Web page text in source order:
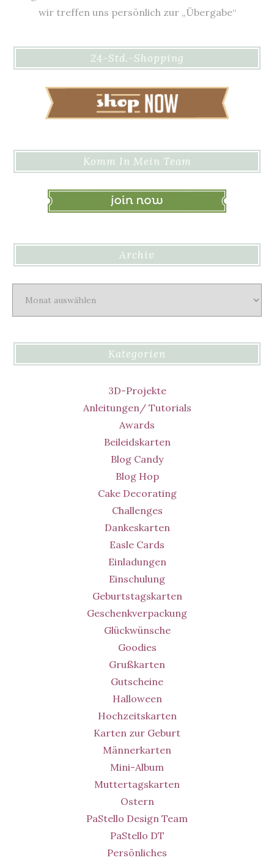
wir treffen uns persönlich zur „Übergabe“
24-Std.-Shopping
Komm In Mein Team
Archiv
Kategorien
3D-Projekte
Anleitungen/ Tutorials
Awards
Beileidskarten
Blog Candy
Blog Hop
Cake Decorating
Challenges
Dankeskarten
Easle Cards
Einladungen
Einschulung
Geburtstagskarten
Geschenkverpackung
Glückwünsche
Goodies
Grußkarten
Gutscheine
Halloween
Hochzeitskarten
Karten zur Geburt
Männerkarten
Mini-Album
Muttertagskarten
Ostern
PaStello Design Team
PaStello DT
Persönliches